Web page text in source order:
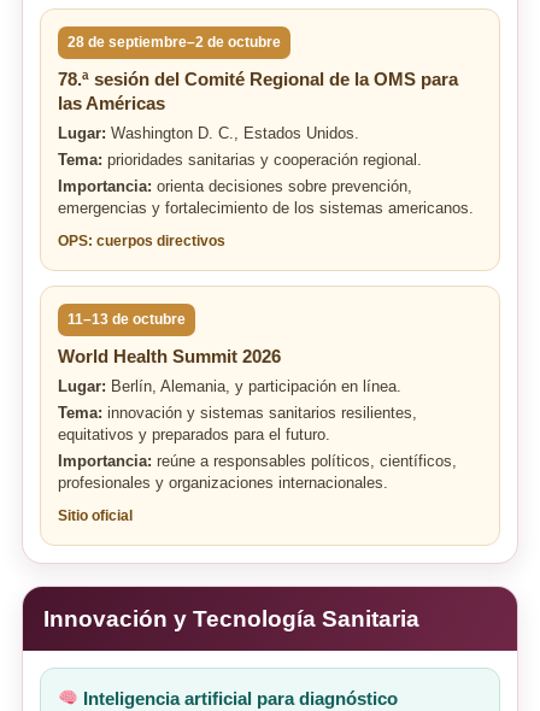
28 de septiembre–2 de octubre
78.ª sesión del Comité Regional de la OMS para
las Américas
Lugar: Washington D. C., Estados Unidos.
Tema: prioridades sanitarias y cooperación regional.
Importancia: orienta decisiones sobre prevención,
emergencias y fortalecimiento de los sistemas americanos.
OPS: cuerpos directivos
11–13 de octubre
World Health Summit 2026
Lugar: Berlín, Alemania, y participación en línea.
Tema: innovación y sistemas sanitarios resilientes,
equitativos y preparados para el futuro.
Importancia: reúne a responsables políticos, científicos,
profesionales y organizaciones internacionales.
Sitio oficial
Innovación y Tecnología Sanitaria
Inteligencia artificial para diagnóstico